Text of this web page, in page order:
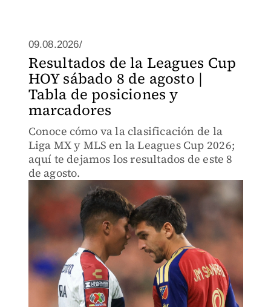
09.08.2026/
Resultados de la Leagues Cup
HOY sábado 8 de agosto |
Tabla de posiciones y
marcadores
Conoce cómo va la clasificación de la
Liga MX y MLS en la Leagues Cup 2026;
aquí te dejamos los resultados de este 8
de agosto.